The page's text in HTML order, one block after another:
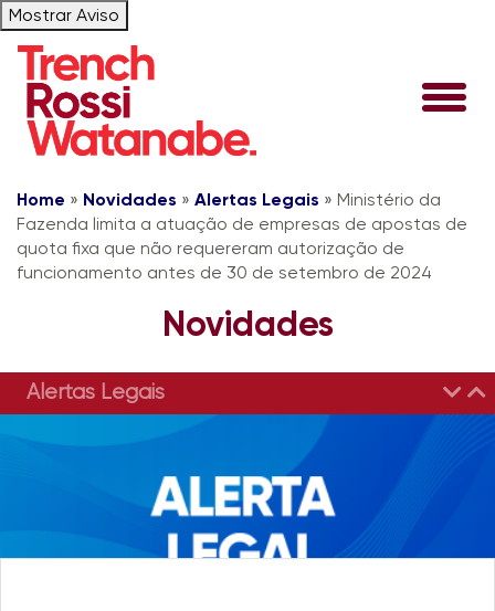
Mostrar Aviso
Home » Novidades » Alertas Legais » Ministério da
Fazenda limita a atuação de empresas de apostas de
quota fixa que não requereram autorização de
funcionamento antes de 30 de setembro de 2024
Novidades
Alertas Legais